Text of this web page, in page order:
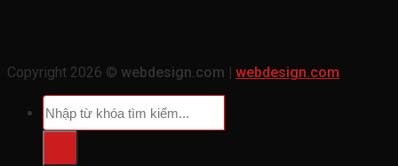
Copyright 2026 © webdesign.com | webdesign.com
Tìm
kiếm: